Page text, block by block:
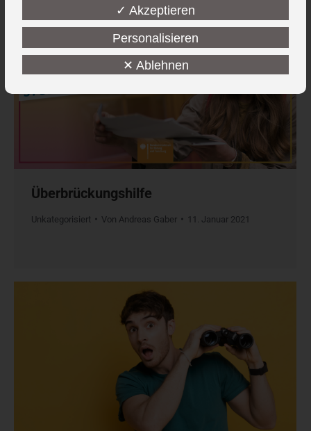
Überbrückungshilfe
Unkategorisiert Von Andreas Gaber 11. Januar 2021
✓ Akzeptieren
Personalisieren
✕ Ablehnen